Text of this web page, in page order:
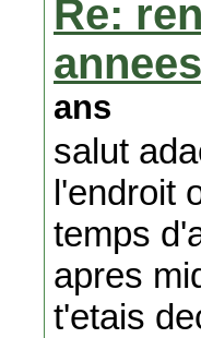
Re:
ans
salut
l'endroit
temps
apres
t'etais